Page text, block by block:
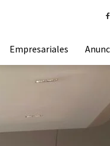
Empresariales